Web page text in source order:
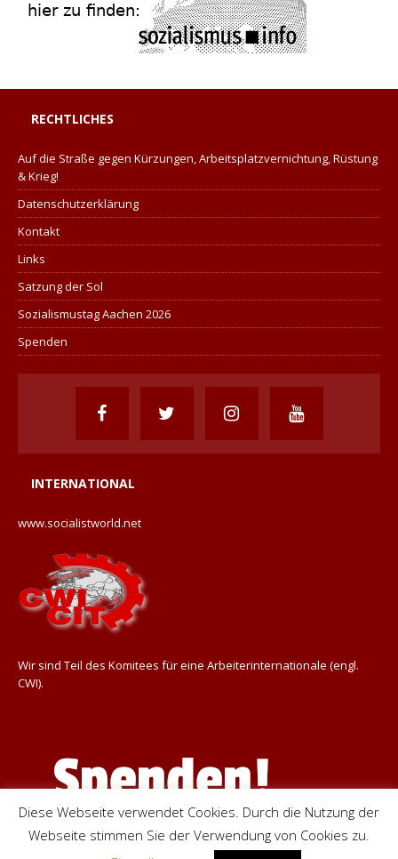
RECHTLICHES
Auf die Straße gegen Kürzungen, Arbeitsplatzvernichtung, Rüstung
& Krieg!
Datenschutzerklärung
Kontakt
Links
Satzung der Sol
Sozialismustag Aachen 2026
Spenden
INTERNATIONAL
www.socialistworld.net
Wir sind Teil des Komitees für eine Arbeiterinternationale (engl.
CWI).
Diese Webseite verwendet Cookies. Durch die Nutzung der
Webseite stimmen Sie der Verwendung von Cookies zu.